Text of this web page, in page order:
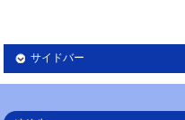
サイドバー